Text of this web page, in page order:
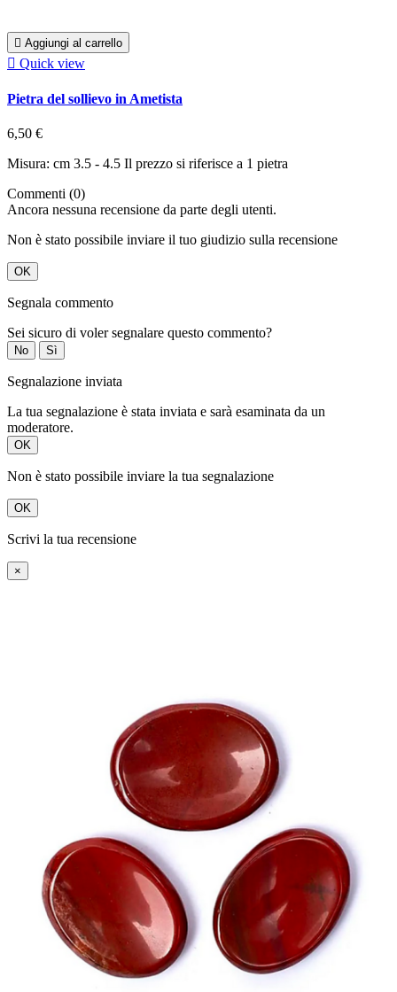
 Aggiungi al carrello
 Quick view
Pietra del sollievo in Ametista
6,50 €
Misura: cm 3.5 - 4.5 Il prezzo si riferisce a 1 pietra
Commenti (0)
Ancora nessuna recensione da parte degli utenti.
Non è stato possibile inviare il tuo giudizio sulla recensione
OK
Segnala commento
Sei sicuro di voler segnalare questo commento?
No Sì
Segnalazione inviata
La tua segnalazione è stata inviata e sarà esaminata da un
moderatore.
OK
Non è stato possibile inviare la tua segnalazione
OK
Scrivi la tua recensione
×